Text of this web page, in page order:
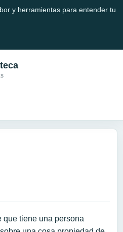
y herramientas para entender tu
que tiene una persona